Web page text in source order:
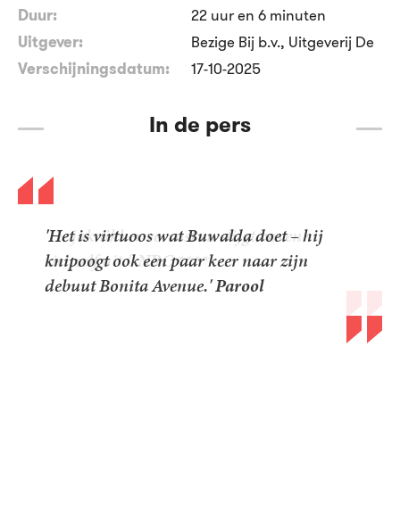
Duur:
22 uur en 6 minuten
Uitgever:
Bezige Bij b.v., Uitgeverij De
Verschijningsdatum:
17-10-2025
In de pers
'Het is virtuoos wat Buwalda doet – hij
knipoogt ook een paar keer naar zijn
debuut Bonita Avenue.'Parool